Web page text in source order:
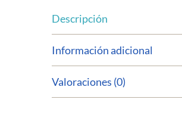
Descripción
Información adicional
Valoraciones (0)